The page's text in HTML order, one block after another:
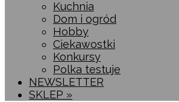
Kuchnia
Dom i ogród
Hobby
Ciekawostki
Konkursy
Polka testuje
NEWSLETTER
SKLEP »